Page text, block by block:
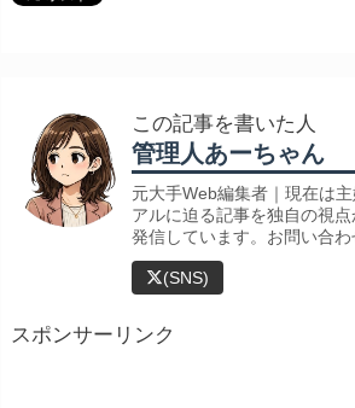
この記事を書いた人
管理人あーちゃん
元大手Web編集者｜現在は
アルに迫る記事を独自の視
発信しています。お問い合わ
(SNS)
スポンサーリンク